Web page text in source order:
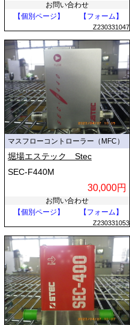
お問い合わせ
【個別ページ】
【フォーム】
Z230331047
マスフローコントローラー（MFC）
堀場エステック Stec
SEC-F440M
30,000円
お問い合わせ
【個別ページ】
【フォーム】
Z230331053